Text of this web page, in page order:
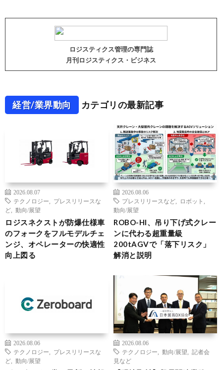
ロジスティクス管理の専門誌
月刊ロジスティクス・ビジネス
経営/業界動向 カテゴリの最新記事
2026.08.07
テクノロジー
プレスリリースな
ど
動向/展望
ロジスネクストが防爆仕様車
のフォークをフルモデルチェ
ンジ、オペレーターの快適性
向上図る
2026.08.06
プレスリリースなど
ロボット
動向/展望
ROBO-HI、吊り下げ式クレー
ンに代わる超重量級
200tAGVで「落下リスク」
解消と説明
2026.08.06
テクノロジー
プレスリリースな
ど
動向/展望
2026.08.06
テクノロジー
動向/展望
記者会
見など